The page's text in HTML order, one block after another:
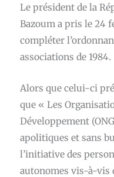
Le président de la
Bazoum a pris le 24
compléter
associations de 1984.
Alors que celui-ci
que « Les
Développement
apolitiques et sans
l’initiative des
autonomes vis-à-vis